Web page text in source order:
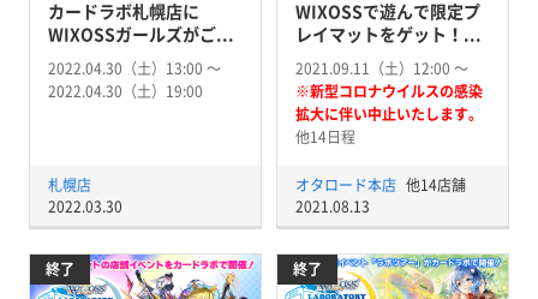
カードラボ札幌店に
WIXOSSガールズがご...
2022.04.30（土）13:00 〜
2022.04.30（土）19:00
札幌店
2022.03.30
WIXOSSで遊んで限定プ
レイマットをゲット！...
2021.09.11（土）12:00 〜
※新型コロナウイルスの感染
拡大に伴い中止いたします。
他14日程
オタロード本店 他14店舗
2021.08.13
終了 終了